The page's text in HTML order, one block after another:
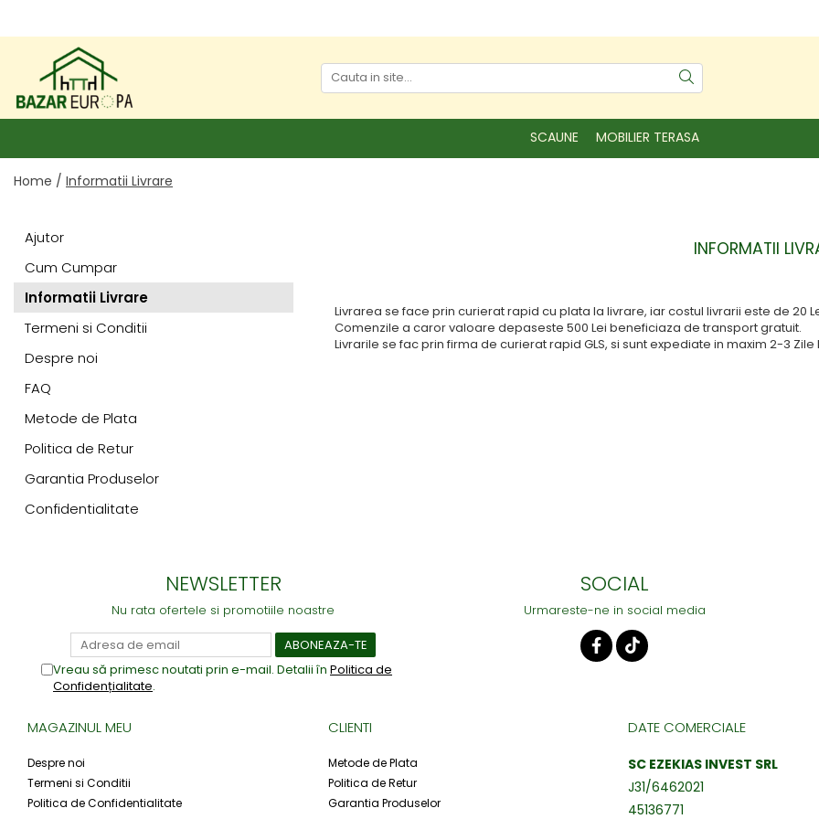
SCAUNE MOBILIER TERASA
Home / Informatii Livrare
INFORMATII
Livrarea se face prin curierat rapid cu plata la livrare, iar costul livrarii este de 20
Comenzile a caror valoare depaseste 500 Lei beneficiaza de transport gratuit.
Livrarile se fac prin firma de curierat rapid GLS, si sunt expediate in maxim 2-3
Ajutor
Cum Cumpar
Informatii Livrare
Termeni si Conditii
Despre noi
FAQ
Metode de Plata
Politica de Retur
Garantia Produselor
Confidentialitate
NEWSLETTER
Nu rata ofertele si promotiile noastre
Vreau să primesc noutati prin e-mail. Detalii în Politica de
Confidențialitate.
SOCIAL
Urmareste-ne in social media
MAGAZINUL MEU
Despre noi
Termeni si Conditii
Politica de Confidentialitate
CLIENTI
Metode de Plata
Politica de Retur
Garantia Produselor
DATE COMERCIALE
SC EZEKIAS INVEST SRL
J31/6462021
45136771